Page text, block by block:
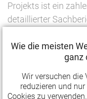
Projekts ist ein
detaillierter
Worauf kommt es
des
Wie die meisten
ganz
Wir versuchen
reduzieren und
Cookies zu